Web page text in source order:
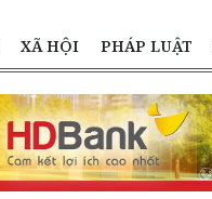
XÃ HỘI PHÁP LUẬT